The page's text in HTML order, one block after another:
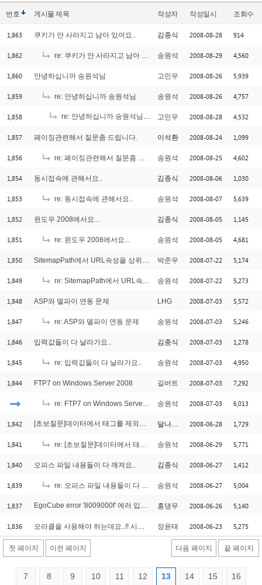
번호 게시물제목 작성자 작성일시 조회수
1,863 쿠키가 안 사라지고 남아 있어요.. 김종식 2008-08-28 914
1,862 re: 쿠키가 안 사라지고 남아 있어요.. 송원석 2008-08-29 4,560
1,860 안녕하십니까 송원석님 고민우 2008-08-26 5,939
1,859 re: 안녕하십니까 송원석님 송원석 2008-08-26 4,757
1,858 re: 안녕하십니까 송원석님 고민우 2008-08-28 4,532
1,857 페이징관련해서 질문좀 드립니다. 이석환 2008-08-24 1,099
1,856 re: 페이징관련해서 질문좀 드립니다. 송원석 2008-08-25 4,602
1,854 동시접속에 관해서요.. 김종식 2008-08-06 1,030
1,853 re: 동시접속에 관해서요.. 송원석 2008-08-07 5,639
1,852 윈도우 2008에서요... 김종식 2008-08-05 1,145
1,851 re: 윈도우 2008에서요... 송원석 2008-08-05 4,681
1,850 SitemapPath에서 URL속성을 상위Frame으로 지정가능한지..궁금합니다. 박준우 2008-07-22 5,174
1,849 re: SitemapPath에서 URL속성을 상위Frame으로 지정가능한지..궁금합니다. 송원석 2008-07-22 5,273
1,848 ASP와 델파이 연동 문제 LHG 2008-07-03 5,572
1,847 re: ASP와 델파이 연동 문제 송원석 2008-07-03 5,246
1,846 입력값들이 다 날라가요.. 김종식 2008-07-03 1,278
1,845 re: 입력값들이 다 날라가요.. 송원석 2008-07-03 4,950
1,844 FTP7 on Windows Server 2008 길버트 2008-07-03 7,292
re: FTP7 on Windows Server 2008 송원석 2008-07-03 6,013
1,842 [초보질문]데이터에서 태그를 제외한 텍스트만 가져오기 [1]
달나라행님 2008-06-28 1,729
1,841 re: [초보질문]데이터에서 태그를 제외한 텍스트만 가져오기 송원석 2008-06-29 5,771
1,840 오피스 파일 내용들이 다 깨져요.. 김종식 2008-06-27 1,412
1,839 re: 오피스 파일 내용들이 다 깨져요.. 송원석 2008-06-27 5,004
1,837 EgoCube error '8009000f' 에러 입니다. [2]
홍댕무 2008-06-26 5,140
1,836 오라클을 사용해야 하는데요..!! 시퀄서버에 익숙해져 있어서;; 장윤태 2008-06-23 5,275
첫 페이지 이전 페이지 다음 페이지 끝 페이지
7 8 9 10 11 12 13 14 15 16